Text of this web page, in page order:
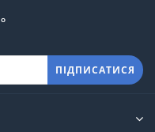
ПІДПИСАТИСЯ